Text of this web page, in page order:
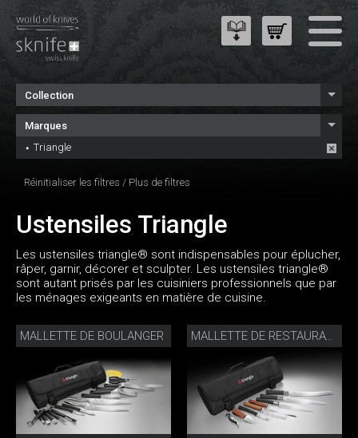
Collection
Marques
Triangle
Réinitialiser les filtres / Plus de filtres
Ustensiles Triangle
Les ustensiles triangle® sont indispensables pour éplucher,
râper, garnir, décorer et sculpter. Les ustensiles triangle®
sont autant prisés par les cuisiniers professionnels que par
les ménages exigeants en matière de cuisine.
MALLETTE DE BOULANGER MALLETTE DE RESTAURATION